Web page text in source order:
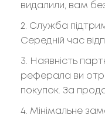
видалили, вам
Служба
Середній час
Наявність
реферала ви
покупок. За
Мінімальне